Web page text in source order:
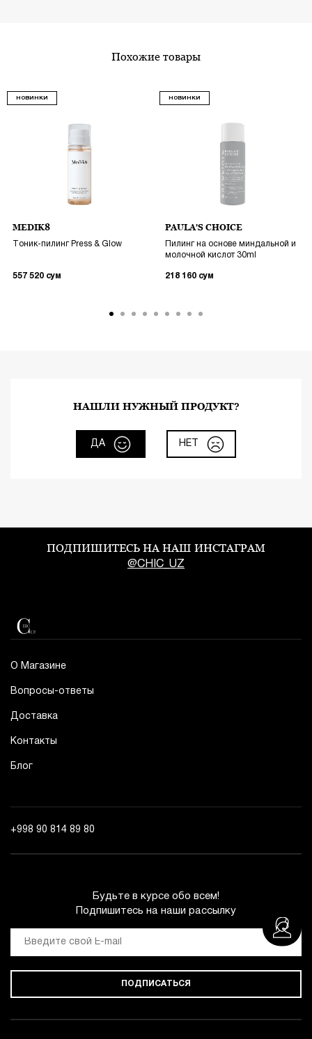
похожие товары
НОВИНКИ
MEDIK8
Тоник-пилинг Press & Glow
557 520 сум
НОВИНКИ
PAULA'S CHOICE
Пилинг на основе миндальной и
молочной кислот 30ml
218 160 сум
НАШЛИ НУЖНЫЙ ПРОДУКТ?
ДА НЕТ
ПОДПИШИТЕСЬ НА НАШ ИНСТАГРАМ
@CHIC_UZ
О Магазине
Вопросы-ответы
Доставка
Контакты
Блог
+998 90 814 89 80
Будьте в курсе обо всем!
Подпишитесь на наши рассылку
ПОДПИСАТЬСЯ